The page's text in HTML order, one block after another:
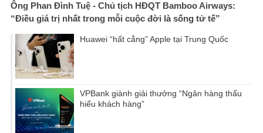
Ông Phan Đình Tuệ - Chủ tịch HĐQT Bamboo Airways:
“Điều giá trị nhất trong mỗi cuộc đời là sống tử tế”
Huawei “hất cẳng” Apple tại Trung Quốc
VPBank giành giải thưởng “Ngân hàng thấu
hiểu khách hàng”